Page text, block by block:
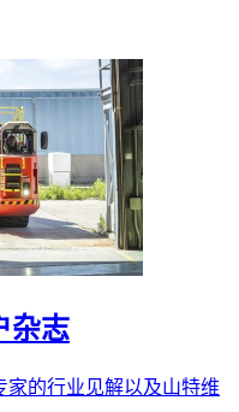
杂志
的行业见解以及山特维